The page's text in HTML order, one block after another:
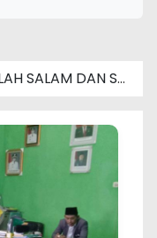
TEBARKANLAH SALAM DAN SENYUM SEBERAT APAPUN MASALAHMU